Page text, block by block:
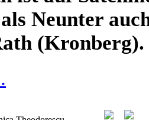
Neunter
(Kronberg).